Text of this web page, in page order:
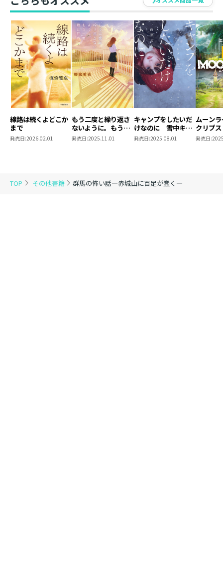
TOP その他書籍 群馬の怖い話―赤城山に百足が蠢く―
線路は続くよどこか
まで
発売日:2026.02.01
もう二度と繰り返さ
ないように。もう一
度、君と死ぬ。
発売日:2025.11.01
キャンプをしたいだ
けなのに 雪中キャ
ンプ編
発売日:2025.08.01
ムーン
クリプス
発売日: